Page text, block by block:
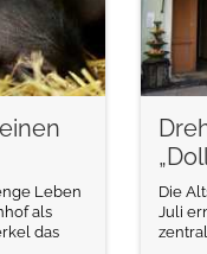
Leben
als
das
Die
Juli